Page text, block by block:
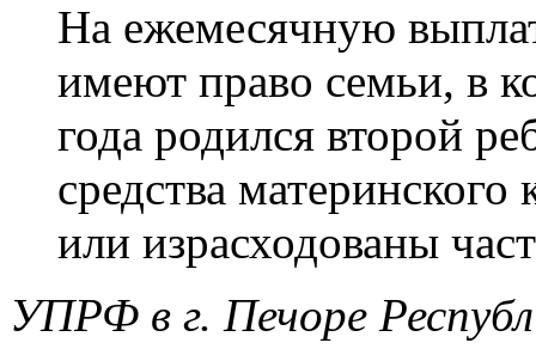
На ежемесячную
имеют право семьи, в
года родился второй
средства материнского
или израсходованы
УПРФ в г. Печоре